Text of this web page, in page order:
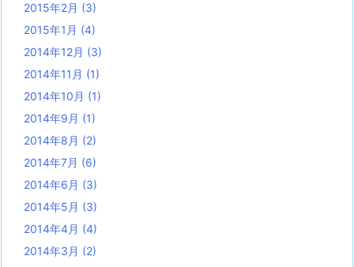
2015年2月 (3)
2015年1月 (4)
2014年12月 (3)
2014年11月 (1)
2014年10月 (1)
2014年9月 (1)
2014年8月 (2)
2014年7月 (6)
2014年6月 (3)
2014年5月 (3)
2014年4月 (4)
2014年3月 (2)